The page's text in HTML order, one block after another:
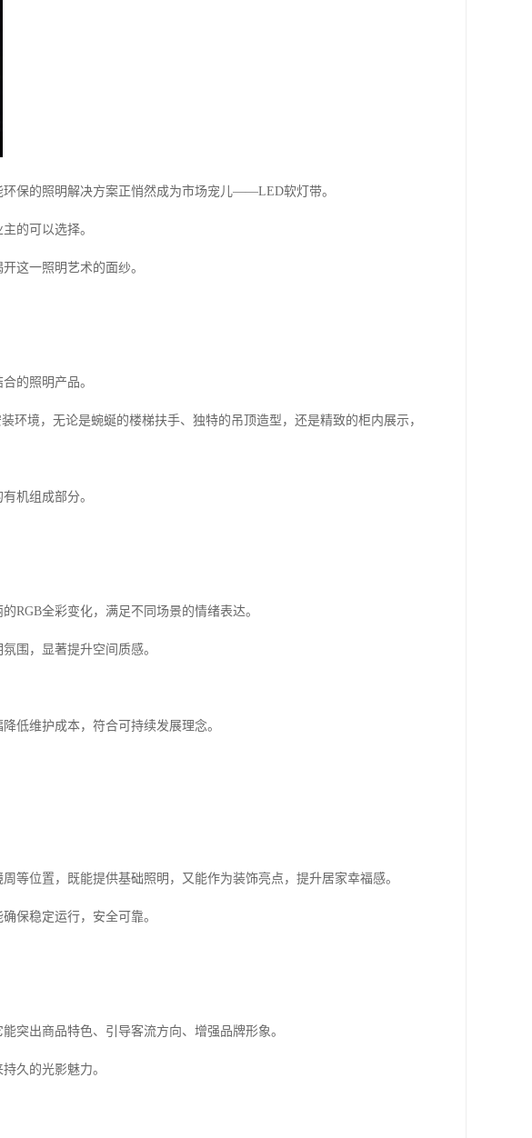
保的照明解决方案正悄然成为市场宠儿——LED软灯带。
的可以选择。
这一照明艺术的面纱。
的照明产品。
境，无论是蜿蜒的楼梯扶手、独特的吊顶造型，还是精致的柜内展示，
机组成部分。
RGB全彩变化，满足不同场景的情绪表达。
围，显著提升空间质感。
低维护成本，符合可持续发展理念。
等位置，既能提供基础照明，又能作为装饰亮点，提升居家幸福感。
保稳定运行，安全可靠。
出商品特色、引导客流方向、增强品牌形象。
久的光影魅力。